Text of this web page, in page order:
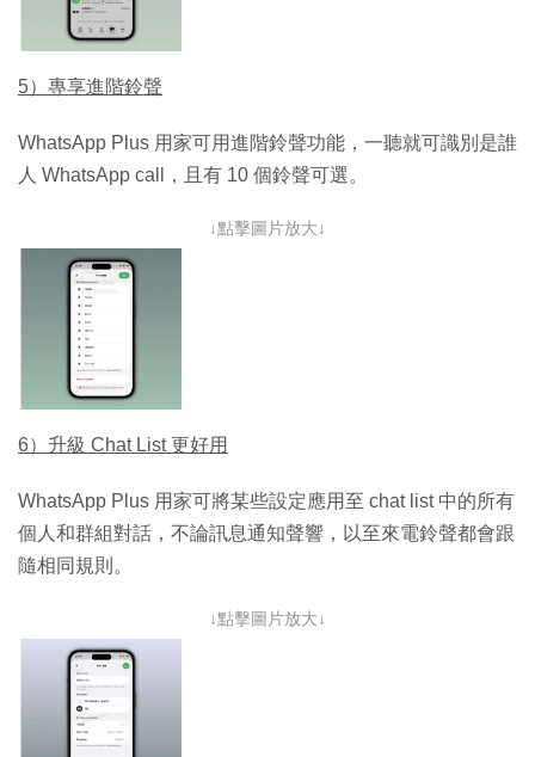
5）專享進階鈴聲
WhatsApp Plus 用家可用進階鈴聲功能，一聽就可識別是誰
人 WhatsApp call，且有 10 個鈴聲可選。
↓點擊圖片放大↓
6）升級 Chat List 更好用
WhatsApp Plus 用家可將某些設定應用至 chat list 中的所有
個人和群組對話，不論訊息通知聲響，以至來電鈴聲都會跟
隨相同規則。
↓點擊圖片放大↓